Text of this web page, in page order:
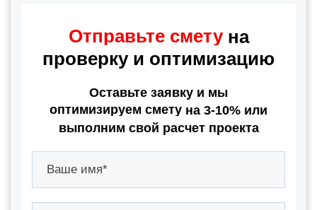
Отправьте сметуна
проверку и оптимизацию
Оставьте заявку и мы
оптимизируем смету на 3-10% или
выполним свой расчет проекта